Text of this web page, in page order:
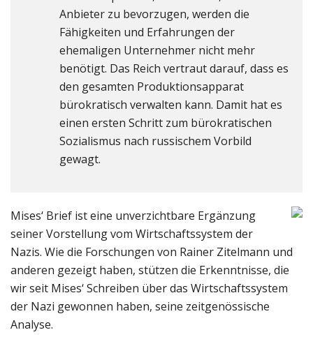
Anbieter zu bevorzugen, werden die
Fähigkeiten und Erfahrungen der
ehemaligen Unternehmer nicht mehr
benötigt. Das Reich vertraut darauf, dass es
den gesamten Produktionsapparat
bürokratisch verwalten kann. Damit hat es
einen ersten Schritt zum bürokratischen
Sozialismus nach russischem Vorbild
gewagt.
Mises‘ Brief ist eine unverzichtbare Ergänzung
seiner Vorstellung vom Wirtschaftssystem der
Nazis. Wie die Forschungen von Rainer Zitelmann und
anderen gezeigt haben, stützen die Erkenntnisse, die
wir seit Mises‘ Schreiben über das Wirtschaftssystem
der Nazi gewonnen haben, seine zeitgenössische
Analyse.